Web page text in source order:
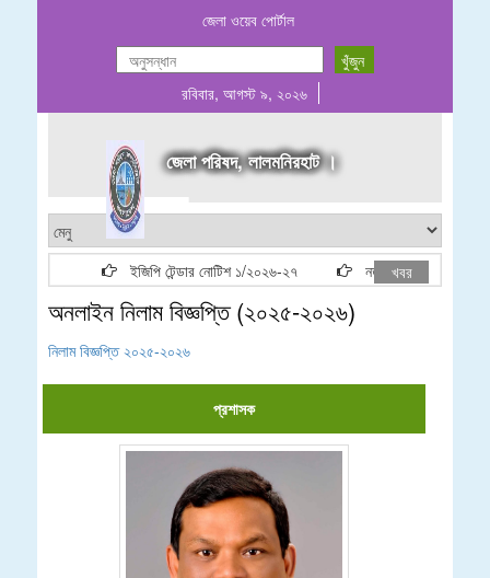
জেলা ওয়েব পোর্টাল
রবিবার, আগস্ট ৯, ২০২৬
জেলা পরিষদ, লালমনিরহাট ।
ইজিপি টেন্ডার নোটিশ ১/২০২৬-২৭ নতুন ঠিকাদার লাইসেন্স
খবর
অনলাইন নিলাম বিজ্ঞপ্তি (২০২৫-২০২৬)
নিলাম বিজ্ঞপ্তি ২০২৫-২০২৬
প্রশাসক